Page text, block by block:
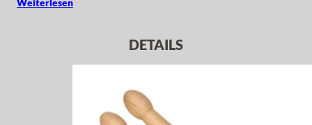
DETAILS